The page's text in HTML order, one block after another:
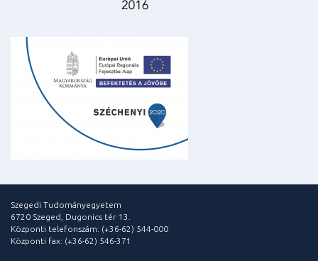
Szegedi Tudományegyetem
6720 Szeged, Dugonics tér 13.
Központi telefonszám: (+36-62) 544-000
Központi fax: (+36-62) 546-371